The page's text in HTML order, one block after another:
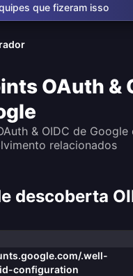
que fizeram isso
OAuth &
& OIDC de Google
relacionados
descoberta
.well-
configuration